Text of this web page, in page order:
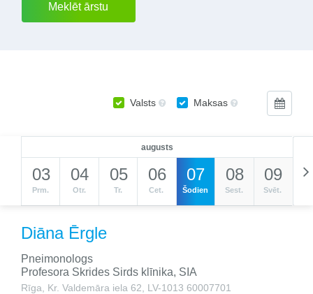
Valsts Maksas
augusts
03
Prm.
04
Otr.
05
Tr.
06
Cet.
07
Šodien
08
Sest.
09
Svēt.
Diāna Ērgle
Pneimonologs
Profesora Skrides Sirds klīnika, SIA
Rīga, Kr. Valdemāra iela 62, LV-1013 60007701